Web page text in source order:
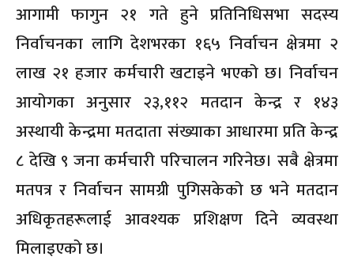
आगामी फागुन २१ गते हुने प्रतिनिधिसभा सदस्य
निर्वाचनका लागि देशभरका १६५ निर्वाचन क्षेत्रमा २
लाख २१ हजार कर्मचारी खटाइने भएको छ। निर्वाचन
आयोगका अनुसार २३,११२ मतदान केन्द्र र १४३
अस्थायी केन्द्रमा मतदाता संख्याका आधारमा प्रति केन्द्र
८ देखि ९ जना कर्मचारी परिचालन गरिनेछ। सबै क्षेत्रमा
मतपत्र र निर्वाचन सामग्री पुगिसकेको छ भने मतदान
अधिकृतहरूलाई आवश्यक प्रशिक्षण दिने व्यवस्था
मिलाइएको छ।